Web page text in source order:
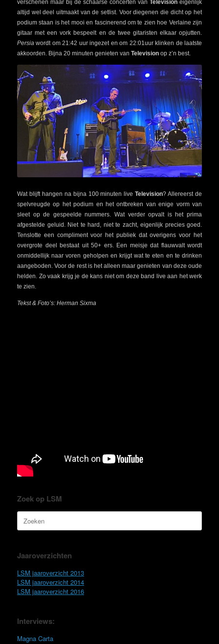
verschenen maar bij de schaarse concerten van Television eigenlijk
altijd wel deel uitmaakt van de setlist. Voor diegenen die dicht op het
podium staan is het mooi en fascinerend om te zien hoe Verlaine zijn
gitaar met een vork bespeelt en de twee gitaristen elkaar opjutten.
Persia wordt om 21:42 uur ingezet en om 22:01uur klinken de laatste
akkoorden. Bijna 20 minuten genieten van Television op z’n best.
Wat blijft hangen na bijna 100 minuten liveTelevision? Allereerst de
spelvreugde op het podium en het ontbreken van enige vorm van
sleet op de gespeelde nummers. Wat verder opvalt is het prima
afgestelde geluid. Niet te hard, niet te zacht, eigenlijk precies goed.
Tenslotte een compliment voor het publiek dat overigens voor het
overgrote deel bestaat uit 50+ ers. Een meisje dat flauwvalt wordt
onmiddellijk naar voren geholpen en krijgt wat te eten en te drinken
aangeboden. Voor de rest is het alleen maar genieten van deze oude
helden. Zo vaak krijg je de kans niet om deze band live aan het werk
te zien.
Tekst & Foto’s: Herman Sixma
Zoek op LSM
naar:
Jaaroverzichten
LSM jaaroverzicht 2013
LSM jaaroverzicht 2014
LSM jaaroverzicht 2016
Interviews:
Magna Carta